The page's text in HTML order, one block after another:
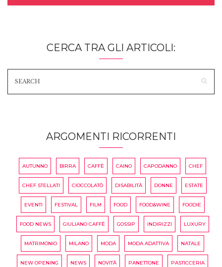
CERCA TRA GLI ARTICOLI:
ARGOMENTI RICORRENTI
AUTUNNO BIRRA CAFFÈ CAINO CAPODANNO CHEF
CHEF STELLATI CIOCCOLATÒ DISABILITÀ DONNE ESTATE
EVENTI FESTIVAL FILM FOOD FOOD&WINE FOODIE
FOOD NEWS GIULIANO CAFFÈ GOSSIP INDIRIZZI LUXURY
MATRIMONIO MILANO MODA MODA ADATTIVA NATALE
NEW OPENING NEWS NOVITÀ PANETTONE PASTICCERIA